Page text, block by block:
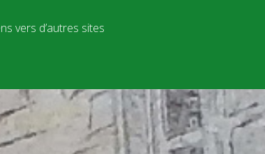
vers d’autres sites